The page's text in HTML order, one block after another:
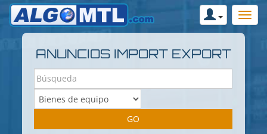
ANUNCIOS IMPORT EXPORT